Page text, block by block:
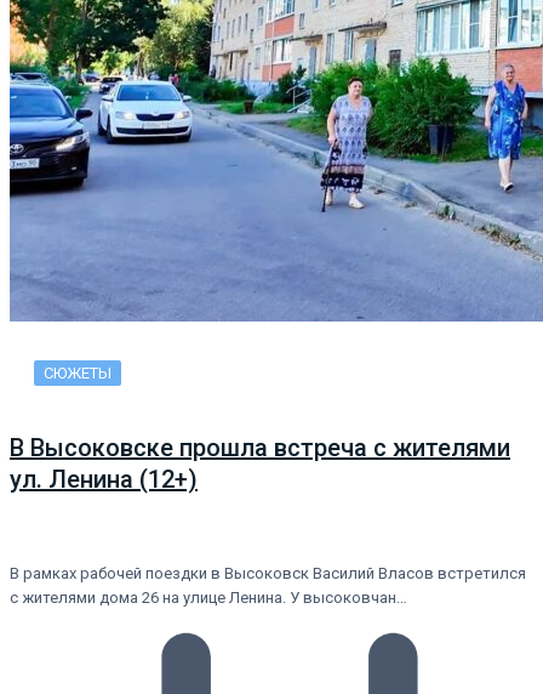
СЮЖЕТЫ
В Высоковске прошла встреча с жителями
ул. Ленина (12+)
В рамках рабочей поездки в Высоковск Василий Власов встретился
с жителями дома 26 на улице Ленина. У высоковчан…